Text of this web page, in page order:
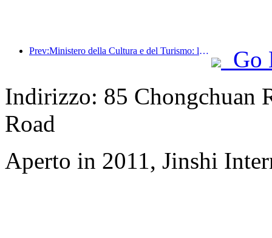
Prev:Ministero della Cultura e del Turismo: lancio di 22 attività tematiche suddivise in 7 sezioni principali
Go
Indirizzo: 85 Chongchuan
Road
Aperto in 2011, Jinshi